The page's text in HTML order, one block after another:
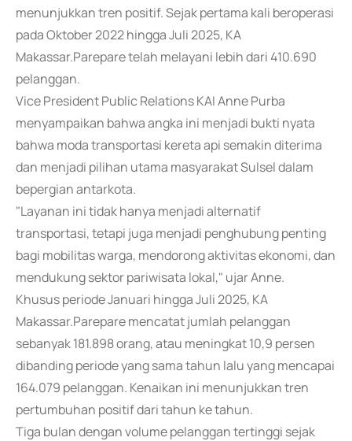
menunjukkan tren positif. Sejak pertama kali beroperasi
pada Oktober 2022 hingga Juli 2025, KA
Makassar.Parepare telah melayani lebih dari 410.690
pelanggan.
Vice President Public Relations KAI Anne Purba
menyampaikan bahwa angka ini menjadi bukti nyata
bahwa moda transportasi kereta api semakin diterima
dan menjadi pilihan utama masyarakat Sulsel dalam
bepergian antarkota.
"Layanan ini tidak hanya menjadi alternatif
transportasi, tetapi juga menjadi penghubung penting
bagi mobilitas warga, mendorong aktivitas ekonomi, dan
mendukung sektor pariwisata lokal," ujar Anne.
Khusus periode Januari hingga Juli 2025, KA
Makassar.Parepare mencatat jumlah pelanggan
sebanyak 181.898 orang, atau meningkat 10,9 persen
dibanding periode yang sama tahun lalu yang mencapai
164.079 pelanggan. Kenaikan ini menunjukkan tren
pertumbuhan positif dari tahun ke tahun.
Tiga bulan dengan volume pelanggan tertinggi sejak